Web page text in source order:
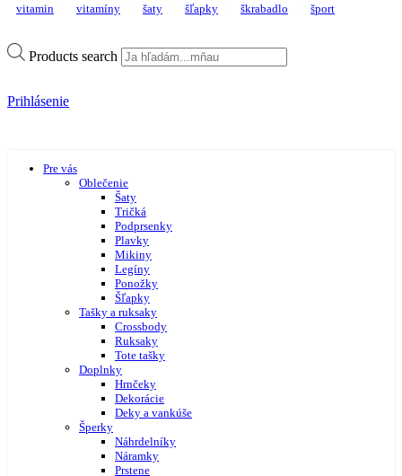
vitamin
vitamíny šaty šľapky škrabadlo šport
Products search
Prihlásenie
Pre vás
Oblečenie
Šaty
Tričká
Podprsenky
Plavky
Mikiny
Legíny
Ponožky
Šľapky
Tašky a ruksaky
Crossbody
Ruksaky
Tote tašky
Doplnky
Hrnčeky
Dekorácie
Deky a vankúše
Šperky
Náhrdelníky
Náramky
Prstene